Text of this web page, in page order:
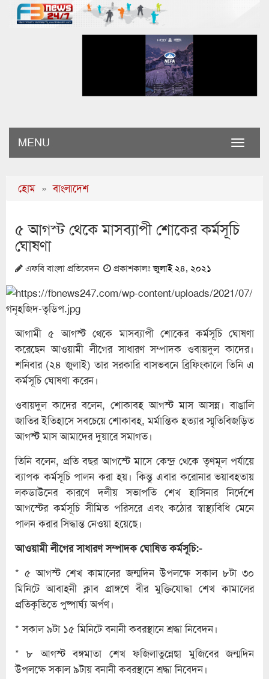
Toggle
MENU
হোম » বাংলাদেশ
৫ আগস্ট থেকে মাসব্যাপী শোকের কর্মসূচি
ঘোষণা
এফবি বাংলা প্রতিবেদন প্রকাশকালঃজুলাই ২৪, ২০২১
আগামী ৫ আগস্ট থেকে মাসব্যাপী শোকের কর্মসূচি ঘোষণা
করেছেন আওয়ামী লীগের সাধারণ সম্পাদক ওবায়দুল কাদের।
শনিবার (২৪ জুলাই) তার সরকারি বাসভবনে ব্রিফিংকালে তিনি এ
কর্মসূচি ঘোষণা করেন।‌
ওবায়দুল কাদের বলেন, শোকাবহ আগস্ট মাস আসন্ন। বাঙালি
জাতির ইতিহাসে সবচেয়ে শোকাবহ, মর্মান্তিক হত্যার স্মৃতিবিজড়িত
আগস্ট মাস আমাদের দুয়ারে সমাগত।
তিনি বলেন, প্রতি বছর আগস্টে মাসে কেন্দ্র থেকে তৃণমূল পর্যায়ে
ব্যাপক কর্মসূচি পালন করা হয়। কিন্তু এবার করোনার ভয়াবহতায়
লকডাউনের কারণে দলীয় সভাপতি শেখ হাসিনার নির্দেশে
আগস্টের কর্মসূচি সীমিত পরিসরে এবং কঠোর স্বাস্থ্যবিধি মেনে
পালন করার সিদ্ধান্ত নেওয়া হয়েছে।
আওয়ামী লীগের সাধারণ সম্পাদক ঘোষিত কর্মসূচি:-
* ৫ আগস্ট শেখ কামালের জন্মদিন উপলক্ষে সকাল ৮টা ৩০
মিনিটে আবাহনী ক্লাব প্রাঙ্গণে বীর মুক্তিযোদ্ধা শেখ কামালের
প্রতিকৃতিতে পুষ্পার্ঘ্য অর্পণ।
* সকাল ৯টা ১৫ মিনিটে বনানী কবরস্থানে শ্রদ্ধা নিবেদন।
* ৮ আগস্ট বঙ্গমাতা শেখ ফজিলাতুন্নেছা মুজিবের জন্মদিন
উপলক্ষে সকাল ৯টায় বনানী কবরস্থানে শ্রদ্ধা নিবেদন।